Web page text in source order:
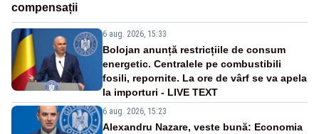
compensații
6 aug. 2026, 15:33
Bolojan anunță restricțiile de consum
energetic. Centralele pe combustibili
fosili, repornite. La ore de vârf se va apela
la importuri - LIVE TEXT
6 aug. 2026, 15:23
Alexandru Nazare, veste bună: Economia